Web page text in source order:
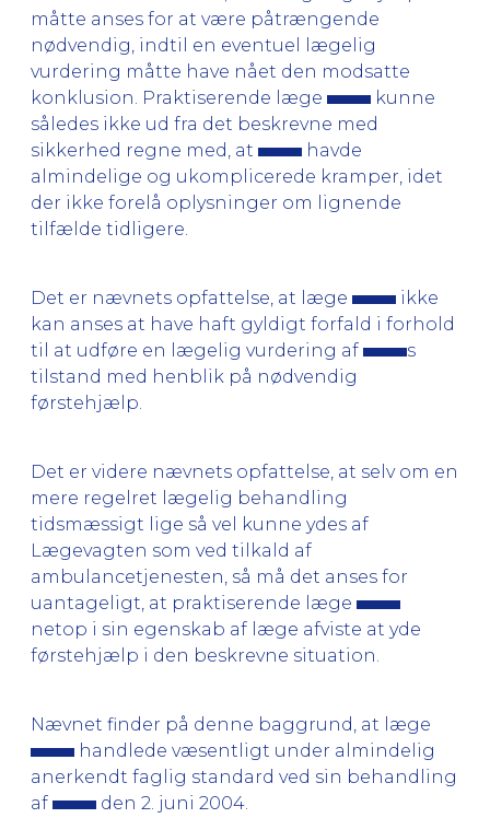
måtte anses for at være påtrængende
nødvendig, indtil en eventuel lægelig
vurdering måtte have nået den modsatte
konklusion. Praktiserende læge
kunne
således ikke ud fra det beskrevne med
sikkerhed regne med, at
havde
almindelige og ukomplicerede kramper, idet
der ikke forelå oplysninger om lignende
tilfælde tidligere.
Det er nævnets opfattelse, at læge
ikke
kan anses at have haft gyldigt forfald i forhold
til at udføre en lægelig vurdering af
s
tilstand med henblik på nødvendig
førstehjælp.
Det er videre nævnets opfattelse, at selv om en
mere regelret lægelig behandling
tidsmæssigt lige så vel kunne ydes af
Lægevagten som ved tilkald af
ambulancetjenesten, så må det anses for
uantageligt, at praktiserende læge
netop i sin egenskab af læge afviste at yde
førstehjælp i den beskrevne situation.
Nævnet finder på denne baggrund, at læge
handlede væsentligt under almindelig
anerkendt faglig standard ved sin behandling
af
den 2. juni 2004.